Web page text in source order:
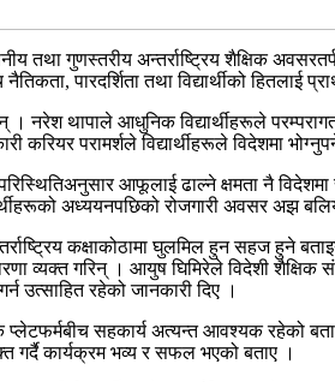
गुणस्तरीय अन्तर्राष्ट्रिय शैक्षिक
पारदर्शिता तथा विद्यार्थीको हितलाई
थापाले आधुनिक विद्यार्थीहरूले परम्परागत
परामर्शले विद्यार्थीहरूले विदेशमा
आफूलाई ढाल्ने क्षमता नै
अध्ययनपछिको रोजगारी अवसर अझ
कक्षाकोठामा घुलमिल हुन सहज हुने
व्यक्त गरिन् । आयुष घिमिरेले विदेशी
उत्साहित रहेको जानकारी दिए ।
सहकार्य अत्यन्त आवश्यक रहेको
गर्दै कार्यक्रम भव्य र सफल भएको बताए ।